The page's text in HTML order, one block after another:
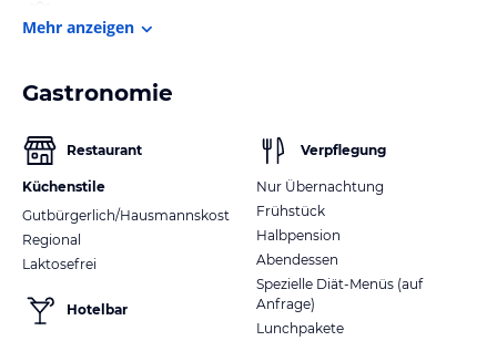
Mehr anzeigen
Gastronomie
Restaurant
Küchenstile
Gutbürgerlich/Hausmannskost
Regional
Laktosefrei
Hotelbar
Verpflegung
Nur Übernachtung
Frühstück
Halbpension
Abendessen
Spezielle Diät-Menüs (auf
Anfrage)
Lunchpakete